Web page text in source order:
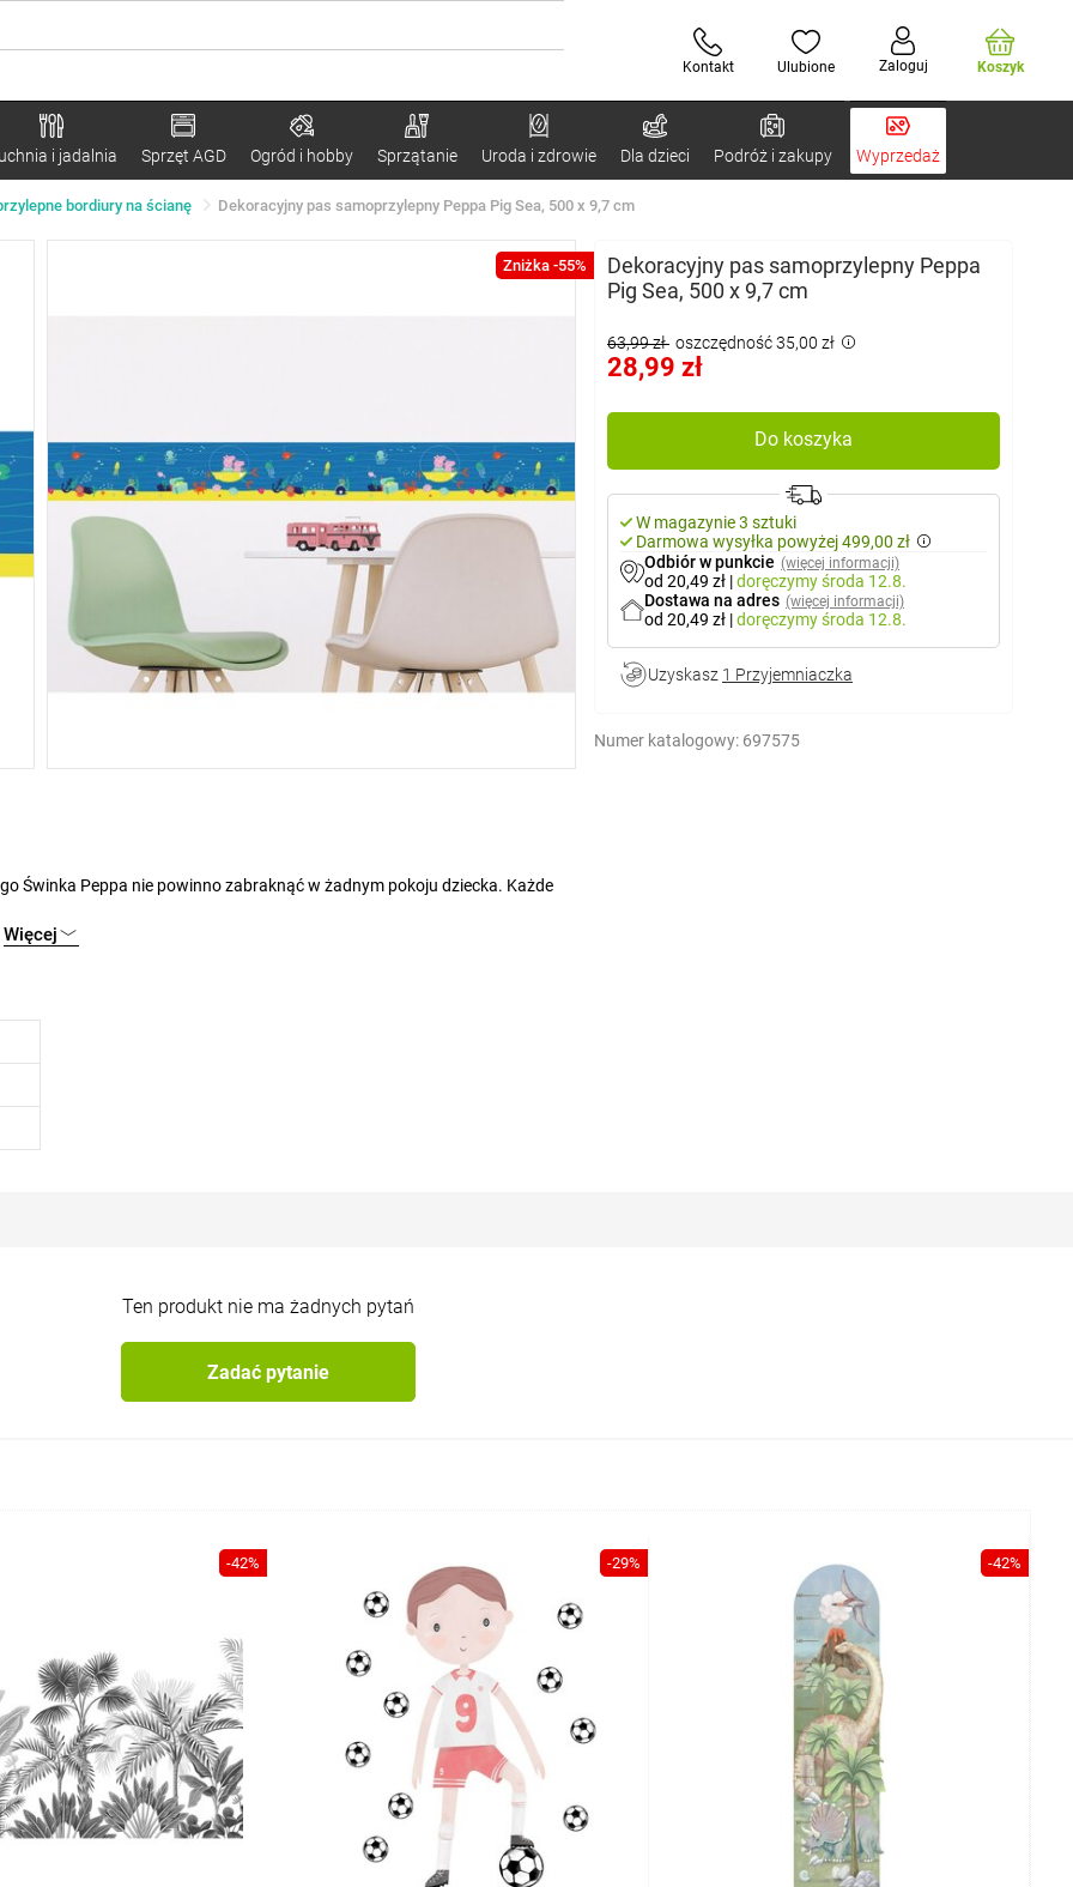
Kontakt Ulubione Zaloguj Koszyk
i jadalnia Sprzęt AGD Ogród i hobby Sprzątanie Uroda i zdrowie Dla dzieci Podróż i zakupy Wyprzedaż
bordiury na ścianę Dekoracyjny pas samoprzylepny Peppa Pig Sea, 500 x 9,7 cm
Zniżka -55%
Dekoracyjny pas samoprzylepny Peppa
Pig Sea, 500 x 9,7 cm
63,99 zł oszczędność 35,00 zł
28,99 zł
Do koszyka
W magazynie 3 sztuki
Darmowa wysyłka powyżej 499,00 zł
Odbiór w punkcie (więcej informacji)
od 20,49 zł |doręczymyśroda 12.8.
Dostawa na adres (więcej informacji)
od 20,49 zł |doręczymyśroda 12.8.
Uzyskasz 1 Przyjemniaczka
Numer katalogowy: 697575
z innymi tapetami i dekoracjami.
Więcej
Ten produkt nie ma żadnych pytań
Zadać pytanie
-42% -29% -42%